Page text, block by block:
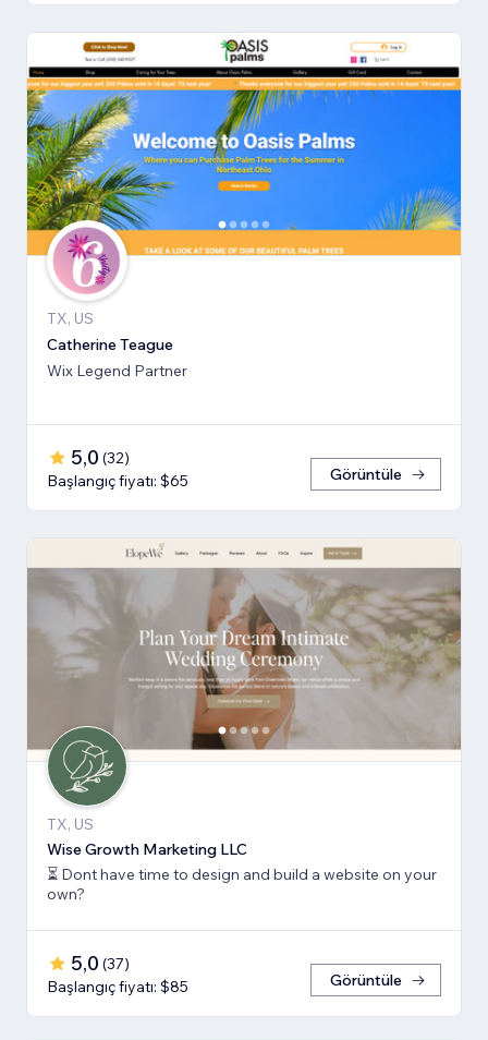
TX, US
Catherine Teague
Wix Legend Partner
5,0 (32)
Başlangıç fiyatı: $65
Görüntüle
TX, US
Wise Growth Marketing LLC
⏳ Dont have time to design and build a website on your
own?
5,0 (37)
Başlangıç fiyatı: $85
Görüntüle